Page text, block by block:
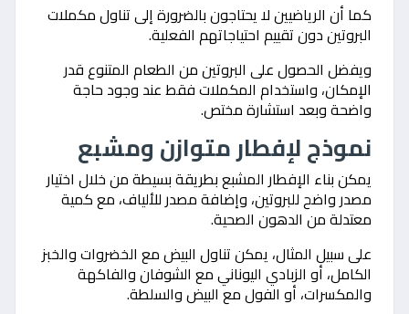
كما أن الرياضيين لا يحتاجون بالضرورة إلى تناول مكملات
البروتين دون تقييم احتياجاتهم الفعلية.
ويفضل الحصول على البروتين من الطعام المتنوع قدر
الإمكان، واستخدام المكملات فقط عند وجود حاجة
واضحة وبعد استشارة مختص.
نموذج لإفطار متوازن ومشبع
يمكن بناء الإفطار المشبع بطريقة بسيطة من خلال اختيار
مصدر واضح للبروتين، وإضافة مصدر للألياف، مع كمية
معتدلة من الدهون الصحية.
على سبيل المثال، يمكن تناول البيض مع الخضروات والخبز
الكامل، أو الزبادي اليوناني مع الشوفان والفاكهة
والمكسرات، أو الفول مع البيض والسلطة.